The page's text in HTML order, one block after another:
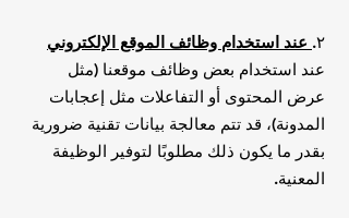
٢. عند استخدام وظائف الموقع الإلكتروني
عند استخدام بعض وظائف موقعنا (مثل
عرض المحتوى أو التفاعلات مثل إعجابات
المدونة)، قد تتم معالجة بيانات تقنية ضرورية
بقدر ما يكون ذلك مطلوبًا لتوفير الوظيفة
المعنية.